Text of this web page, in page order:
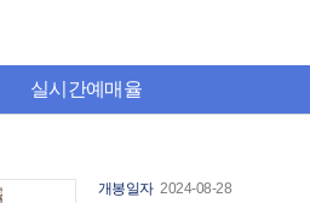
실시간예매율
개봉일자 2024-08-28